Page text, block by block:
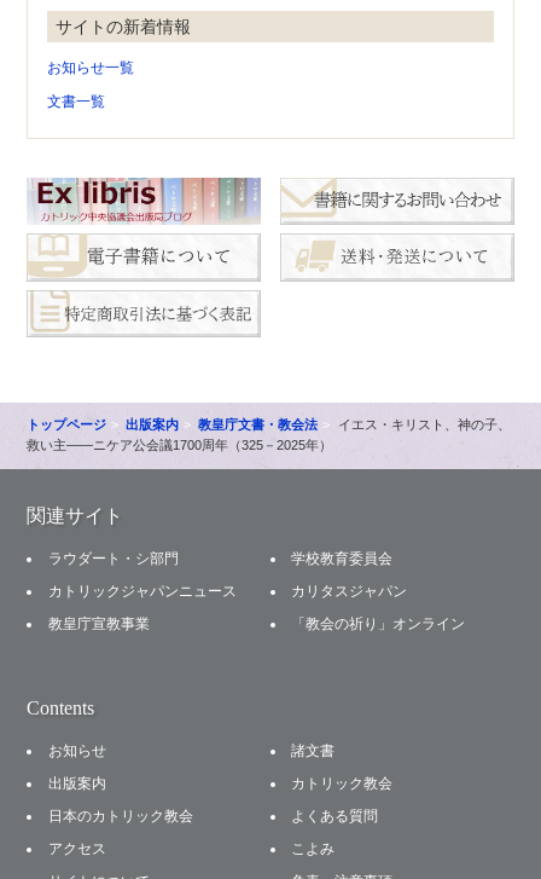
サイトの新着情報
お知らせ一覧
文書一覧
トップページ 出版案内 教皇庁文書・教会法
イエス・キリスト、神の子、
救い主――ニケア公会議1700周年（325－2025年）
関連サイト
ラウダート・シ部門
学校教育委員会
カトリックジャパンニュース
カリタスジャパン
教皇庁宣教事業
「教会の祈り」オンライン
Contents
お知らせ
諸文書
出版案内
カトリック教会
日本のカトリック教会
よくある質問
アクセス
こよみ